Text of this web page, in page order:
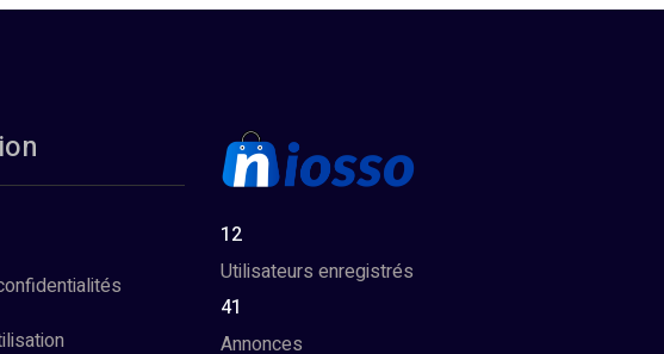
12
Utilisateurs enregistrés
41
Annonces